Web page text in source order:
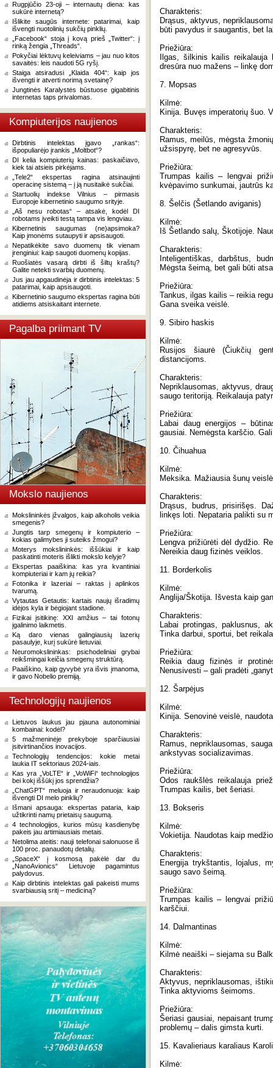
Rugpjūčio 23-oji – internautų diena: kas
sukūrė internetą?
Išlikite saugūs internete: patarimai, kaip
išvengti nuotolinių sukčių pinklių.
„Facebook“ stoja į kovą prieš „Twitter“: į
rinką žengia „Threads“.
Pokyčiai lėktuvų keleiviams – jau nuo kitos
savaitės: leis naudoti 5G ryšį.
Staiga atsiradusi „Klaida 404“: kaip jos
išvengti ir atverti norimą svetainę?
Jungtinės Karalystės būstuose gigabitinis
internetas taps privalomas.
Kompiuterijos naujienos
Dirbtinis intelektas įgavo „rankas“:
išpopuliarėjo įrankis „Moltbot“?
DI kelia kompiuterių kainas: paskaičiavo,
kiek tai atsieis pirkėjams.
„Tele2“ ekspertas ragina atsinaujinti
operacinę sistemą – į ją nusitaikė sukčiai.
Startuolių indekse Vilnius – pirmasis
Europoje kibernetinio saugumo srityje.
„Aš nesu robotas“ – atsakė, kodėl DI
robotams įveikti testą tampa vis lengviau.
Kibernetinis saugumas (ne)apsimoka?
Kaip įmonėms sutaupyti ir apsisaugoti.
Nepatikėkite savo duomenų tik vienam
įrenginiui: kaip saugoti duomenų kopijas.
Ruošiatės vasarą dirbti iš šiltų kraštų?
Galite netekti svarbių duomenų.
Jus jau apgaudinėja ir dirbtinis intelektas: 5
patarimai, kaip apsisaugoti.
Kibernetinio saugumo ekspertas ragina būti
atidiems atsiskaitant internete.
Pagalba priimant TV
Mokslo naujienos
Mokslininkės įžvalgos, kaip alkoholis veikia
smegenis?
Jungtis tarp smegenų ir kompiuterio –
kokias galimybes ji suteiks žmogui?
Moterys mokslininkės: iššūkiai ir kaip
paskatinti moteris išlikti mokslo kelyje?
Ekspertas paaiškina: kas yra kvantiniai
kompiuteriai ir kam jų reikia?
Fotonika ir lazeriai – raktas į aplinkos
tvarumą.
Vytautas Getautis: kartais naujų išradimų
idėjos kyla ir bėgiojant stadione.
Fizikai įsitikinę: XXI amžius – tai fotonų
įgalinimo laikmetis.
Ką daro vienas galingiausių lazerių
pasaulyje, kurį sukūrė lietuviai.
Neuromokslininkas: psichodeliniai grybai
reikšmingai keičia smegenų struktūrą.
Paaiškino, kaip gyvybė yra išvis įmanoma,
ir gavo Nobelio premiją.
Technologijų naujienos
Lietuvos laukus jau pjauna autonominiai
kombainai: kodėl?
5 mažmeninėje prekyboje sparčiausiai
įsitvirtinančios inovacijos.
Technologijų tendencijos: kokie metai
laukia IT sektoriaus 2024-iais.
Kas yra „VoLTE“ ir „VoWiFi“ technologijos
bei kokį iššūkį jos sprendžia?
„ChatGPT“ meluoja ir neraudonuoja: kaip
išvengti DI melo pinklių?
Išmani apsauga: ekspertas pataria, kaip
užtikrinti namų prietaisų saugumą.
4 technologijos, kurios mūsų kasdienybę
pakeis jau artimiausiais metais.
Netolima ateitis: nauji telefonai salonuose iš
100 proc. panaudotų detalių.
„SpaceX“ į kosmosą pakėlė dar du
„NanoAvionics“ Lietuvoje pagamintus
palydovus.
Kaip dirbtinis intelektas gali pakeisti mums
svarbiausią sritį – mediciną?
Charakteris:
Drąsus, aktyvus,
būti pavydus ir saugantis, bet
Priežiūra:
Ilgas, šilkinis kailis
dresūra nuo mažens – linkę
7. Mopsas
Kilmė:
Kinija. Buvęs imperatorių šuo.
Charakteris:
Ramus, meilūs, mėgsta
užsispyrę, bet ne agresyvūs.
Priežiūra:
Trumpas kailis – lengvai
kvėpavimo sunkumai, jautrūs
8. Šelčis (Šetlando aviganis)
Kilmė:
Iš Šetlando salų, Škotijoje.
Charakteris:
Inteligentiškas, darbštus,
Mėgsta šeimą, bet gali būti
Priežiūra:
Tankus, ilgas kailis – reikia
Gana sveika veislė.
9. Sibiro haskis
Kilmė:
Rusijos šiaurė (Čiukčių
distancijoms.
Charakteris:
Nepriklausomas, aktyvus,
saugo teritoriją. Reikalauja
Priežiūra:
Labai daug energijos –
gausiai. Nemėgsta karščio.
10. Čihuahua
Kilmė:
Meksika. Mažiausia šunų
Charakteris:
Drąsus, budrus, prisirišęs.
linkęs loti. Nepataria palikti su
Priežiūra:
Lengva prižiūrėti dėl dydžio.
Nereikia daug fizinės veiklos.
11. Borderkolis
Kilmė:
Anglija/Škotija. Išvesta kaip
Charakteris:
Labai protingas, paklusnus,
Tinka darbui, sportui, bet
Priežiūra:
Reikia daug fizinės ir
Nenusivesti – gali pradėti
12. Šarpėjus
Kilmė:
Kinija. Senovinė veislė,
Charakteris:
Ramus, nepriklausomas,
ankstyvas socializavimas.
Priežiūra:
Odos raukšlės reikalauja
Trumpas kailis, bet šeriasi.
13. Bokseris
Kilmė:
Vokietija. Naudotas kaip
Charakteris:
Energija trykštantis, lojalus,
saugo savo šeimą.
Priežiūra:
Trumpas kailis – lengvai
karščiui.
14. Dalmantinas
Kilmė:
Kilmė neaiški – siejama su
Charakteris:
Aktyvus, nepriklausomas,
Tinka aktyvioms šeimoms.
Priežiūra:
Šeriasi gausiai, nepaisant
problemų – dalis gimsta kurti.
15. Kavalieriaus karaliaus
Kilmė: